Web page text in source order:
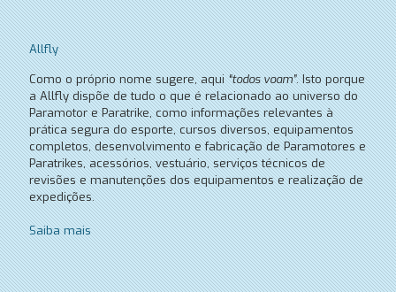
Allfly
Como o próprio nome sugere, aqui“todos voam”. Isto porque
a Allfly dispõe de tudo o que é relacionado ao universo do
Paramotor e Paratrike, como informações relevantes à
prática segura do esporte, cursos diversos, equipamentos
completos, desenvolvimento e fabricação de Paramotores e
Paratrikes, acessórios, vestuário, serviços técnicos de
revisões e manutenções dos equipamentos e realização de
expedições.
Saiba mais